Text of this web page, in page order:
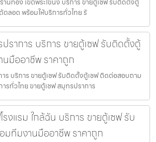
นทอง เขตพระโขนง บริการ ขายตู้เซฟ รับติดตั้งตู้
ลอด พร้อมให้บริการทั่วไทย รั
ราการ บริการ ขายตู้เซฟ รับติดตั้งตู้
มืออาชีพ ราคาถูก
ร บริการ ขายตู้เซฟ รับติดตั้งตู้เซฟ ติดต่อสอบถาม
รทั่วไทย ขายตู้เซฟ สมุทรปราการ
รงแรม ใกล้ฉัน บริการ ขายตู้เซฟ รับ
มทีมงานมืออาชีพ ราคาถูก